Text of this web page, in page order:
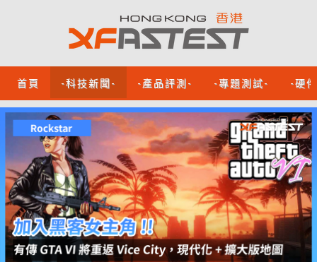
首頁 -科技新聞- -產品評測- -專題測試- -硬